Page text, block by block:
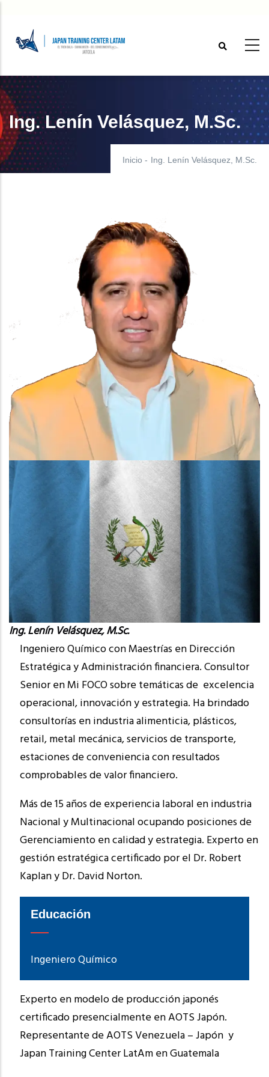
contenido
Ing. Lenín Velásquez, M.Sc.
Inicio - Ing. Lenín Velásquez, M.Sc.
Imagen
Ing. Lenín Velásquez, M.Sc.
Ingeniero Químico con Maestrías en Dirección
Estratégica y Administración financiera. Consultor
Senior en Mi FOCO sobre temáticas de excelencia
operacional, innovación y estrategia. Ha brindado
consultorías en industria alimenticia, plásticos,
retail, metal mecánica, servicios de transporte,
estaciones de conveniencia con resultados
comprobables de valor financiero.
Más de 15 años de experiencia laboral en industria
Nacional y Multinacional ocupando posiciones de
Gerenciamiento en calidad y estrategia. Experto en
gestión estratégica certificado por el Dr. Robert
Kaplan y Dr. David Norton.
Educación
Ingeniero Químico
Experto en modelo de producción japonés
certificado presencialmente en AOTS Japón.
Representante de AOTS Venezuela – Japón y
Japan Training Center LatAm en Guatemala